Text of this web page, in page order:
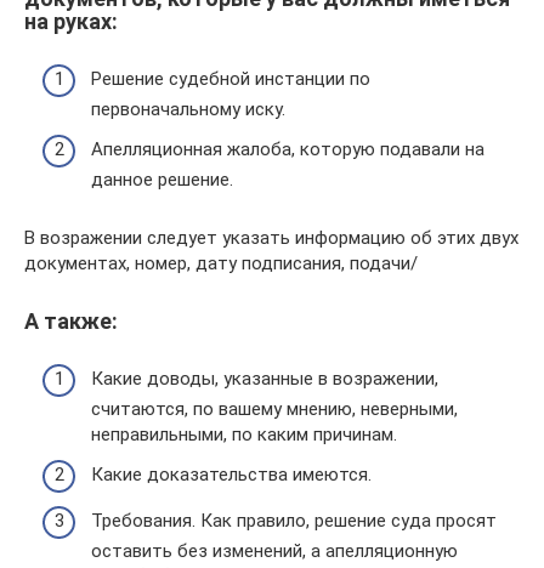
на руках:
Решение судебной инстанции по
первоначальному иску.
Апелляционная жалоба, которую подавали на
данное решение.
В возражении следует указать информацию об этих двух
документах, номер, дату подписания, подачи/
А также:
Какие доводы, указанные в возражении,
считаются, по вашему мнению, неверными,
неправильными, по каким причинам.
Какие доказательства имеются.
Требования. Как правило, решение суда просят
оставить без изменений, а апелляционную